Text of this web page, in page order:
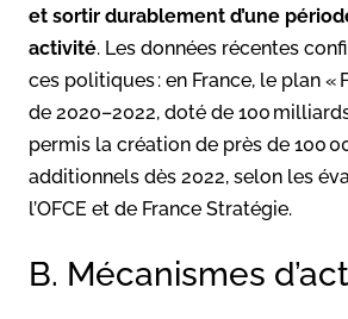
et sortir durablement d’une
activité. Les données récentes
ces politiques : en France, le plan «
de 2020–2022, doté de 100
permis la création de près de 100
additionnels dès 2022, selon les
l’OFCE et de France Stratégie.
B. Mécanismes